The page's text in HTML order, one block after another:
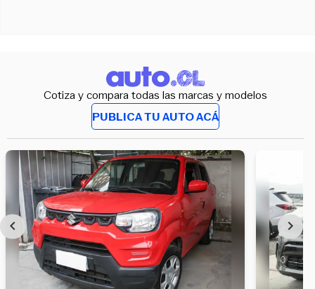
Cotiza y compara todas las marcas y modelos
PUBLICA TU AUTO ACÁ